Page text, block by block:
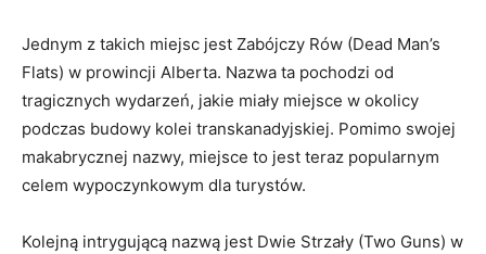
Jednym z‌ takich miejsc​ jest ‍Zabójczy Rów (Dead Man’s
Flats) w ‍prowincji Alberta. Nazwa ta pochodzi ⁣od
tragicznych⁣ wydarzeń, jakie miały⁤ miejsce w okolicy
podczas budowy kolei transkanadyjskiej. Pomimo swojej
makabrycznej nazwy, miejsce ⁢to jest⁤ teraz‍ popularnym
celem wypoczynkowym ​dla turystów.
Kolejną intrygującą‍ nazwą jest ⁢Dwie ⁢Strzały ⁣(Two Guns) w